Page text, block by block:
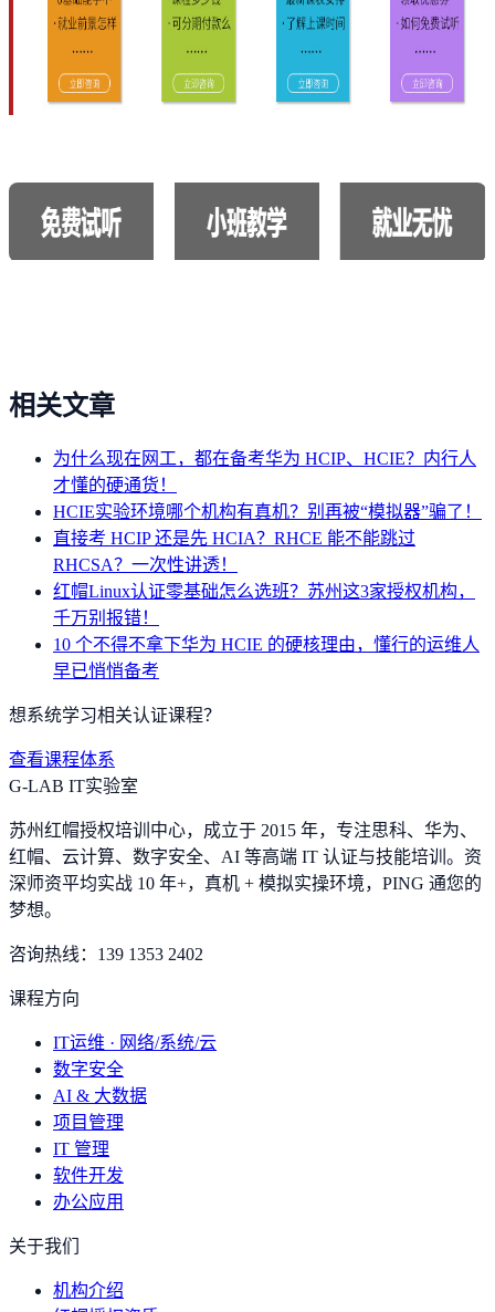
相关文章
为什么现在网工，都在备考华为 HCIP、HCIE？内行人
才懂的硬通货！
HCIE实验环境哪个机构有真机？别再被“模拟器”骗了！
直接考 HCIP 还是先 HCIA？RHCE 能不能跳过
RHCSA？一次性讲透！
红帽Linux认证零基础怎么选班？苏州这3家授权机构，
千万别报错！
10 个不得不拿下华为 HCIE 的硬核理由，懂行的运维人
早已悄悄备考
想系统学习相关认证课程？
查看课程体系
G-LAB IT实验室
苏州红帽授权培训中心，成立于 2015 年，专注思科、华为、
红帽、云计算、数字安全、AI 等高端 IT 认证与技能培训。资
深师资平均实战 10 年+，真机 + 模拟实操环境， PING 通您的
梦想。
咨询热线： 139 1353 2402
课程方向
IT运维 · 网络/系统/云
数字安全
AI & 大数据
项目管理
IT 管理
软件开发
办公应用
关于我们
机构介绍